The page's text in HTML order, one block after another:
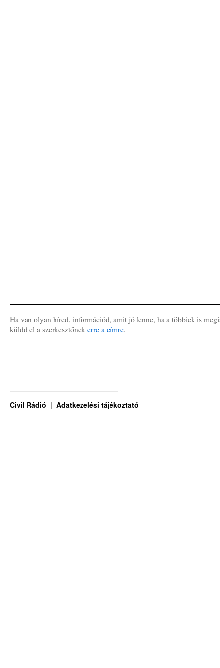
Ha van olyan híred, információd, amit jó lenne, ha a többiek is
küldd el a szerkesztőnek erre a címre.
Civil Rádió Adatkezelési tájékoztató